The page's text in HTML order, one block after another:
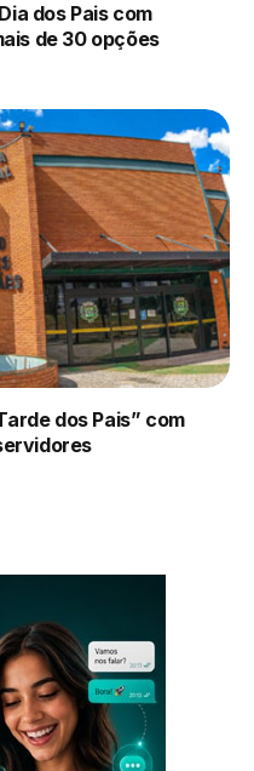
dos Pais com
de 30 opções
dos Pais” com